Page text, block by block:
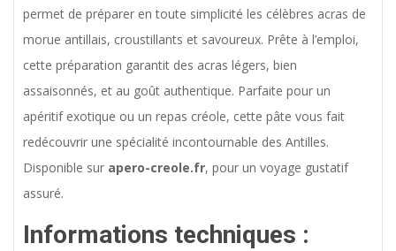
permet de préparer en toute simplicité les célèbres acras de
morue antillais, croustillants et savoureux. Prête à l’emploi,
cette préparation garantit des acras légers, bien
assaisonnés, et au goût authentique. Parfaite pour un
apéritif exotique ou un repas créole, cette pâte vous fait
redécouvrir une spécialité incontournable des Antilles.
Disponible sur apero-creole.fr, pour un voyage gustatif
assuré.
Informations techniques :